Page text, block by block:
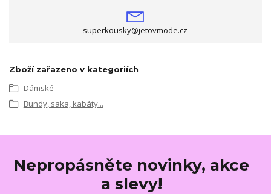
superkousky@jetovmode.cz
Zboží zařazeno v kategoriích
Dámské
Bundy, saka, kabáty...
Nepropásněte novinky, akce
a slevy!